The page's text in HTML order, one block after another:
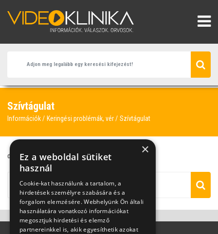
Szívtágulat
Információk Keringési problémák, vér Szívtágulat
dispnoe fulladás szívtágulat tüdőszövet ×
Ez a weboldal sütiket
használ
Cookie-kat használunk a tartalom, a
hirdetések személyre szabására és a
forgalom elemzésére. Webhelyünk Ön általi
használatára vonatkozó információkat
megosztjuk hirdetési és elemző
partnereinkkel is, akik egyesíthetik azokat